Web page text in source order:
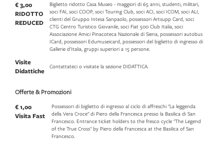
€ 3,00
RIDOTTO
REDUCED
Biglietto ridotto Casa Museo - maggiori di 65 anni, studenti, militari,
soci FAI, soci COOP, soci Touring Club, soci ACI, soci ICOM, soci ALI,
clienti del Gruppo Intesa Sanpaolo, possessori Artsupp Card, soci
CTG Centro Turistico Giovanile, soci Fiat 500 Club Italia, soci
Associazione Amici Pinacoteca Nazionale di Siena, possessori autobus
ICard, possessori Edumuseicard, possessori del biglietto di ingresso di
Gallerie d'Italia, gruppi superiori a 15 persone.
Visite
Didattiche
Contattateci o visitate la sezione DIDATTICA.
Offerte & Promozioni
€ 1,00
Visita Fast
Possessori di biglietto di ingresso al ciclo di affreschi "La leggenda
della Vera Croce" di Piero della Francesca presso la Basilica di San
Francesco. Entrance ticket holders to the fresco cycle "The Legend
of the True Cross" by Piero della Francesca at the Basilica of San
Francesco.